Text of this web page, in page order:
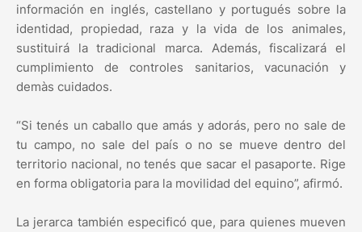
información en inglés, castellano y portugués sobre la
identidad, propiedad, raza y la vida de los animales,
sustituirá la tradicional marca. Además, fiscalizará el
cumplimiento de controles sanitarios, vacunación y
demàs cuidados.
“Si tenés un caballo que amás y adorás, pero no sale de
tu campo, no sale del país o no se mueve dentro del
territorio nacional, no tenés que sacar el pasaporte. Rige
en forma obligatoria para la movilidad del equino”, afirmó.
La jerarca también especificó que, para quienes mueven